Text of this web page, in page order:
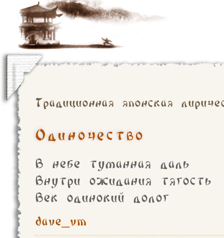
Традиционная японская
Одиночество
В небе туманная даль
Внутри ожидания тягость
Век одинокий долог
dave_vm